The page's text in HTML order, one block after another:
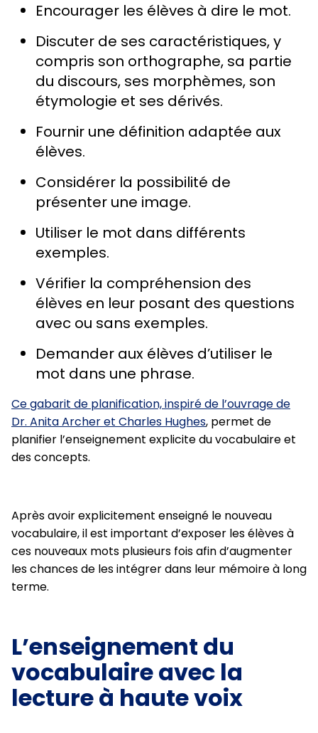
Encourager les élèves à dire le mot.
Discuter de ses caractéristiques, y
compris son orthographe, sa partie
du discours, ses morphèmes, son
étymologie et ses dérivés.
Fournir une définition adaptée aux
élèves.
Considérer la possibilité de
présenter une image.
Utiliser le mot dans différents
exemples.
Vérifier la compréhension des
élèves en leur posant des questions
avec ou sans exemples.
Demander aux élèves d’utiliser le
mot dans une phrase.
Ce gabarit de planification, inspiré de l’ouvrage de
Dr. Anita Archer et Charles Hughes, permet de
planifier l’enseignement explicite du vocabulaire et
des concepts.
Après avoir explicitement enseigné le nouveau
vocabulaire, il est important d’exposer les élèves à
ces nouveaux mots plusieurs fois afin d’augmenter
les chances de les intégrer dans leur mémoire à long
terme.
L’enseignement du
vocabulaire avec la
lecture à haute voix